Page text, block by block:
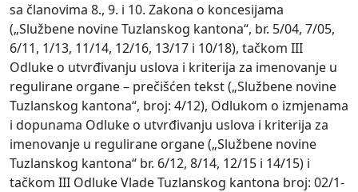
sa članovima 8., 9. i 10. Zakona o koncesijama
(„Službene novine Tuzlanskog kantona“, br. 5/04, 7/05,
6/11, 1/13, 11/14, 12/16, 13/17 i 10/18), tačkom III
Odluke o utvrđivanju uslova i kriterija za imenovanje u
regulirane organe – prečišćen tekst („Službene novine
Tuzlanskog kantona“, broj: 4/12), Odlukom o izmjenama
i dopunama Odluke o utvrđivanju uslova i kriterija za
imenovanje u regulirane organe („Službene novine
Tuzlanskog kantona“ br. 6/12, 8/14, 12/15 i 14/15) i
tačkom III Odluke Vlade Tuzlanskog kantona broj: 02/1-